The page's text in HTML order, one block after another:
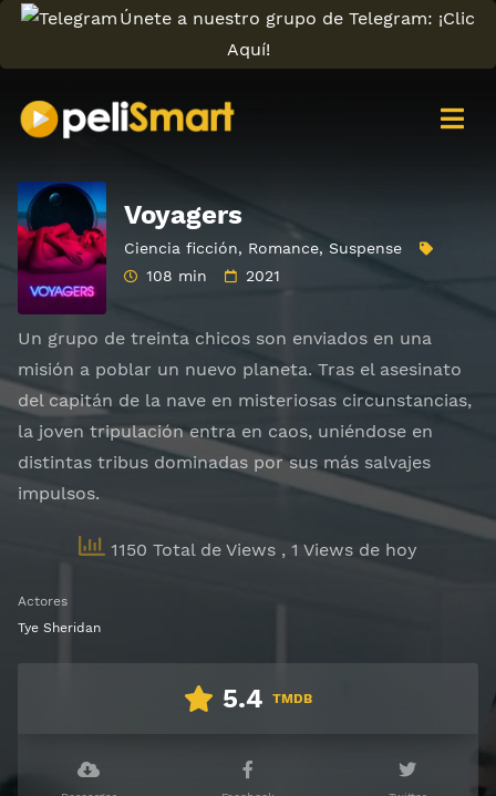
Únete a nuestro grupo de Telegram: ¡Clic
Aquí!
Voyagers
Ciencia ficción, Romance, Suspense
108 min
2021
Un grupo de treinta chicos son enviados en una
misión a poblar un nuevo planeta. Tras el asesinato
del capitán de la nave en misteriosas circunstancias,
la joven tripulación entra en caos, uniéndose en
distintas tribus dominadas por sus más salvajes
impulsos.
1150 Total de Views , 1 Views de hoy
Actores
Tye Sheridan
5.4 TMDB